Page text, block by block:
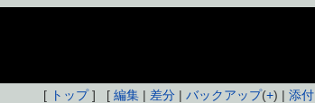
[ トップ] [編集 | 差分 |バックアップ(+) |添付